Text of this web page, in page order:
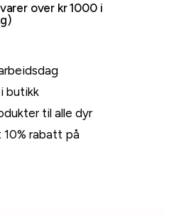
over kr 1000 i
butikk
til alle dyr
rabatt på